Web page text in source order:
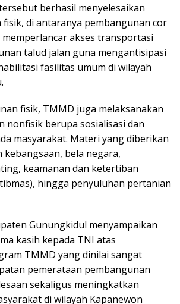
berhasil menyelesaikan
fisik, di antaranya pembangunan cor
akses transportasi
talud jalan guna mengantisipasi
fasilitas umum di wilayah
fisik, TMMD juga melaksanakan
nonfisik berupa sosialisasi dan
masyarakat. Materi yang diberikan
kebangsaan, bela negara,
keamanan dan ketertiban
hingga penyuluhan pertanian
Gunungkidul menyampaikan
kasih kepada TNI atas
TMMD yang dinilai sangat
pemerataan pembangunan
sekaligus meningkatkan
di wilayah Kapanewon